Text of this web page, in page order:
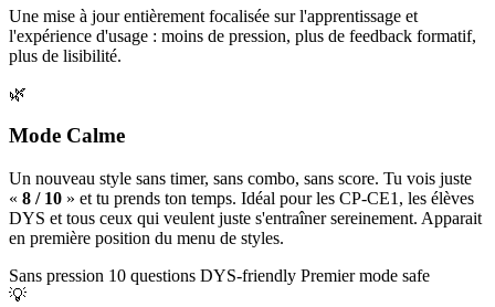
Une mise à jour entièrement focalisée sur l'apprentissage et
l'expérience d'usage : moins de pression, plus de feedback formatif,
plus de lisibilité.
🌿
Mode Calme
Un nouveau style sans timer, sans combo, sans score. Tu vois juste
« 8 / 10 » et tu prends ton temps. Idéal pour les CP-CE1, les élèves
DYS et tous ceux qui veulent juste s'entraîner sereinement. Apparait
en première position du menu de styles.
Sans pression 10 questions DYS-friendly Premier mode safe
💡